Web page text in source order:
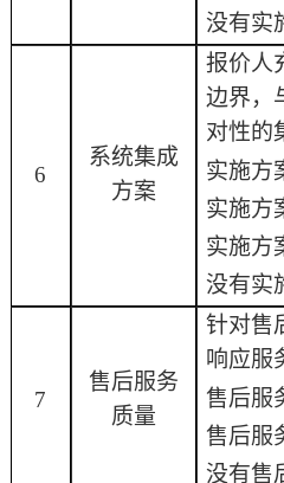
没有实
6
系统集成
方案
报价人
边界，
对性的
实施方
实施方
实施方
没有实
7
售后服务
质量
针对售
响应服
售后服
售后服
没有售